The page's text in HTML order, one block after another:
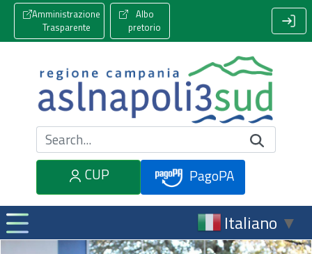
Amministrazione
Trasparente
Albo
pretorio
Cerca nel sito
CUP
PagoPA
Italiano ▼